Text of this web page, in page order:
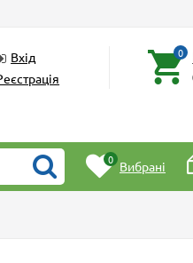
Вхід
0
0 Вибрані